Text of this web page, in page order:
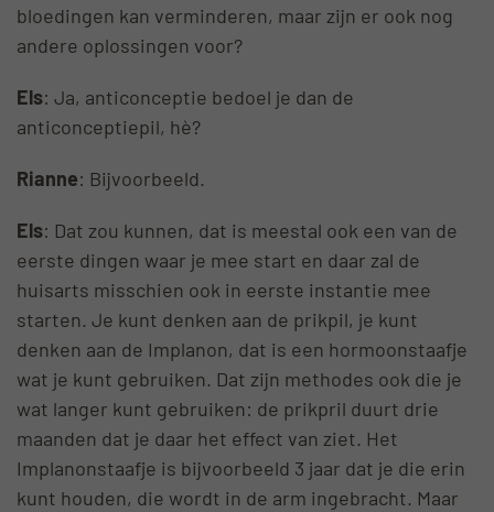
bloedingen kan verminderen, maar zijn er ook nog
andere oplossingen voor?
Els: Ja, anticonceptie bedoel je dan de
anticonceptiepil, hè?
Rianne: Bijvoorbeeld.
Els: Dat zou kunnen, dat is meestal ook een van de
eerste dingen waar je mee start en daar zal de
huisarts misschien ook in eerste instantie mee
starten. Je kunt denken aan de prikpil, je kunt
denken aan de Implanon, dat is een hormoonstaafje
wat je kunt gebruiken. Dat zijn methodes ook die je
wat langer kunt gebruiken: de prikpril duurt drie
maanden dat je daar het effect van ziet. Het
Implanonstaafje is bijvoorbeeld 3 jaar dat je die erin
kunt houden, die wordt in de arm ingebracht. Maar